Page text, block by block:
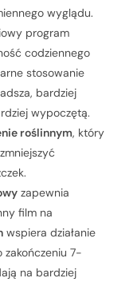
wyglądu.
program
codziennego
stosowanie
bardziej
wypoczętą.
roślinnym, który
zapewnia
film na
wspiera działanie
zakończeniu 7-
na bardziej